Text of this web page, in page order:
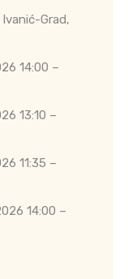
Grad,
14:00 –
13:10 –
11:35 –
14:00 –